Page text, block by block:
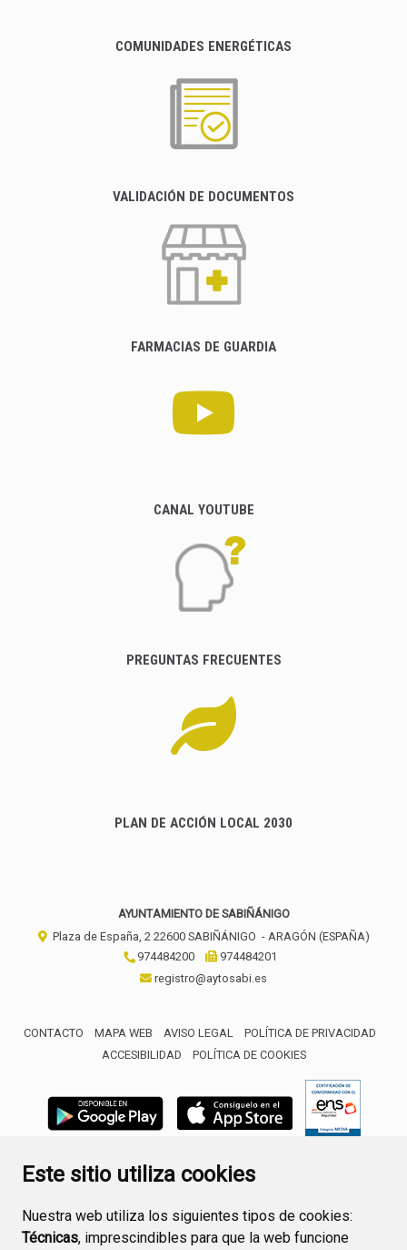
Este sitio utiliza cookies
Nuestra web utiliza los siguientes tipos de cookies:
Técnicas, imprescindibles para que la web funcione
COMUNIDADES ENERGÉTICAS
VALIDACIÓN DE DOCUMENTOS
FARMACIAS DE GUARDIA
CANAL YOUTUBE
PREGUNTAS FRECUENTES
PLAN DE ACCIÓN LOCAL 2030
AYUNTAMIENTO DE SABIÑÁNIGO
Plaza de España, 2 22600 SABIÑÁNIGO - ARAGÓN (ESPAÑA)
974484200
974484201
registro@aytosabi.es
CONTACTO MAPA WEB AVISO LEGAL
POLÍTICA DE PRIVACIDAD
ACCESIBILIDAD
POLÍTICA DE COOKIES